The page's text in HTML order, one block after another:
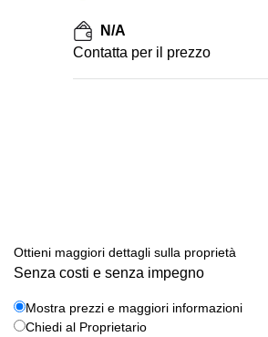
N/A
Сontatta per il prezzo
Ottieni maggiori dettagli sulla proprietà
Senza costi e senza impegno
Mostra prezzi e maggiori informazioni
Chiedi al Proprietario